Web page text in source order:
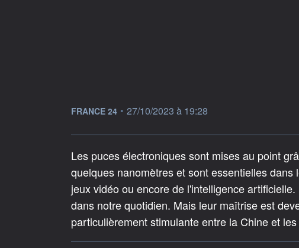
information fournie par
FRANCE 24 • 27/10/2023 à 19:28
Les puces électroniques sont mises au point
quelques nanomètres et sont essentielles
jeux vidéo ou encore de l'intelligence
dans notre quotidien. Mais leur maîtrise est
particulièrement stimulante entre la Chine et